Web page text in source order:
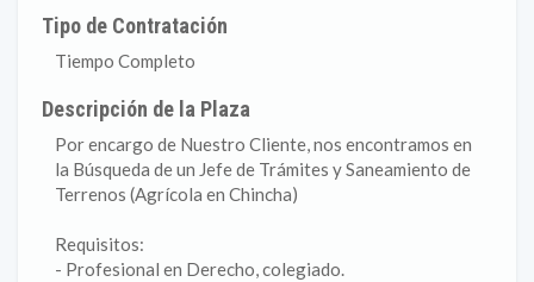
Tipo de Contratación
Tiempo Completo
Descripción de la Plaza
Por encargo de Nuestro Cliente, nos encontramos en
la Búsqueda de un Jefe de Trámites y Saneamiento de
Terrenos (Agrícola en Chincha)
Requisitos:
- Profesional en Derecho, colegiado.